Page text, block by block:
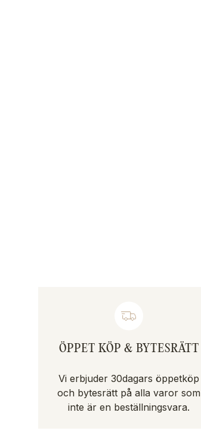
ÖPPET KÖP & BYTESRÄTT
Vi erbjuder 30dagars öppetköp
och bytesrätt på alla varor som
inte är en beställningsvara.